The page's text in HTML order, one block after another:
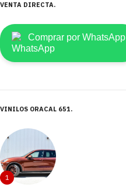
VENTA DIRECTA
Comprar por WhatsApp
VINILOS ORACAL 651
1